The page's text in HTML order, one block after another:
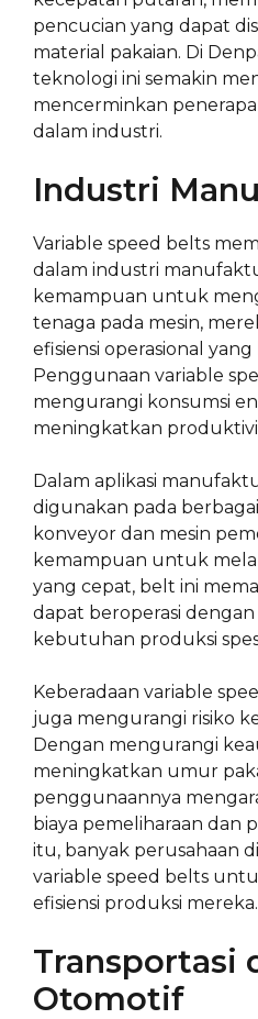
pencucian yang dapat
material pakaian. Di
teknologi ini semakin
mencerminkan
dalam industri.
Industri
Variable speed belts
dalam industri
kemampuan untuk
tenaga pada mesin,
efisiensi operasional yang
Penggunaan variable
mengurangi konsumsi
meningkatkan
Dalam aplikasi
digunakan pada
konveyor dan mesin
kemampuan untuk
yang cepat, belt ini
dapat beroperasi
kebutuhan produksi
Keberadaan variable
juga mengurangi risiko
Dengan mengurangi
meningkatkan umur
penggunaannya
biaya pemeliharaan dan
itu, banyak perusahaan
variable speed belts
efisiensi produksi mereka.
Transportasi
Otomotif